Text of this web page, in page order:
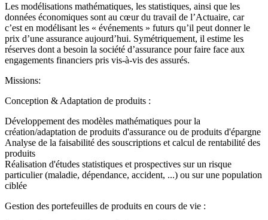
Les modélisations mathématiques, les statistiques, ainsi que les
données économiques sont au cœur du travail de l’Actuaire, car
c’est en modélisant les « événements » futurs qu’il peut donner le
prix d’une assurance aujourd’hui. Symétriquement, il estime les
réserves dont a besoin la société d’assurance pour faire face aux
engagements financiers pris vis-à-vis des assurés.
Missions:
Conception & Adaptation de produits :
Développement des modèles mathématiques pour la
création/adaptation de produits d'assurance ou de produits d'épargne
Analyse de la faisabilité des souscriptions et calcul de rentabilité des
produits
Réalisation d'études statistiques et prospectives sur un risque
particulier (maladie, dépendance, accident, ...) ou sur une population
ciblée
Gestion des portefeuilles de produits en cours de vie :